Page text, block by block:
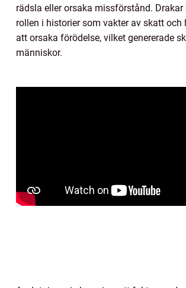
rädsla eller orsaka missförstånd. Drakar
rollen i historier som vakter av skatt och
att orsaka förödelse, vilket genererade
människor.